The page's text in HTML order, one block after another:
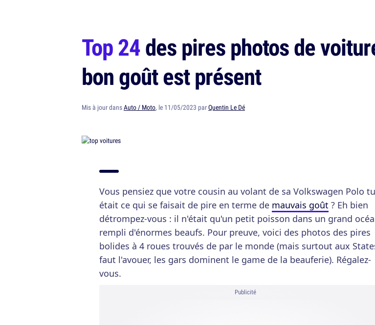
Top 24des pires photos de
bon goût est présent
Mis à jour dansAuto / Moto, le 11/05/2023 parQuentin Le Dé
Vous pensiez que votre cousin au volant de sa Volkswagen Polo
était ce qui se faisait de pire en terme de mauvais goût ? Eh bien
détrompez-vous : il n'était qu'un petit poisson dans un grand
rempli d'énormes beaufs. Pour preuve, voici des photos des pires
bolides à 4 roues trouvés de par le monde (mais surtout aux
faut l'avouer, les gars dominent le game de la beauferie). Régalez-
vous.
Publicité